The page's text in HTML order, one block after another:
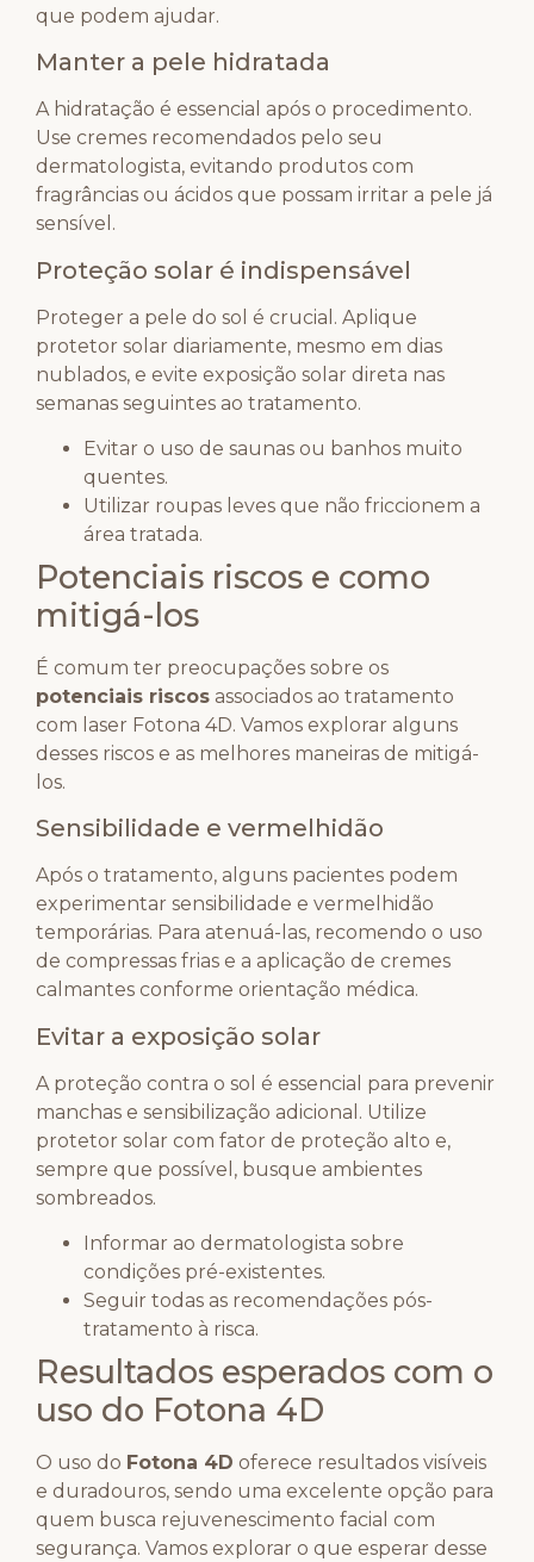
que podem ajudar.
Manter a pele hidratada
A hidratação é essencial após o procedimento.
Use cremes recomendados pelo seu
dermatologista, evitando produtos com
fragrâncias ou ácidos que possam irritar a pele já
sensível.
Proteção solar é indispensável
Proteger a pele do sol é crucial. Aplique
protetor solar diariamente, mesmo em dias
nublados, e evite exposição solar direta nas
semanas seguintes ao tratamento.
Evitar o uso de saunas ou banhos muito
quentes.
Utilizar roupas leves que não friccionem a
área tratada.
Potenciais riscos e como
mitigá-los
É comum ter preocupações sobre os
potenciais riscos associados ao tratamento
com laser Fotona 4D. Vamos explorar alguns
desses riscos e as melhores maneiras de mitigá-
los.
Sensibilidade e vermelhidão
Após o tratamento, alguns pacientes podem
experimentar sensibilidade e vermelhidão
temporárias. Para atenuá-las, recomendo o uso
de compressas frias e a aplicação de cremes
calmantes conforme orientação médica.
Evitar a exposição solar
A proteção contra o sol é essencial para prevenir
manchas e sensibilização adicional. Utilize
protetor solar com fator de proteção alto e,
sempre que possível, busque ambientes
sombreados.
Informar ao dermatologista sobre
condições pré-existentes.
Seguir todas as recomendações pós-
tratamento à risca.
Resultados esperados com o
uso do Fotona 4D
O uso do Fotona 4D oferece resultados visíveis
e duradouros, sendo uma excelente opção para
quem busca rejuvenescimento facial com
segurança. Vamos explorar o que esperar desse